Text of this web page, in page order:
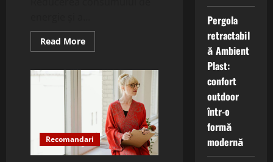
Read MoreRead
more
sunt
sistemele
fațade
dublu
strat
și
cum
optimizează
Recomandari
Pergola
retractabil
ă Ambient
Plast:
confort
outdoor
într-o
formă
modernă